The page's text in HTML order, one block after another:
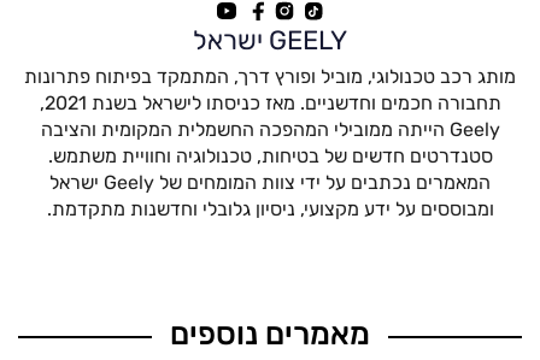
GEELY ישראל
מותג רכב טכנולוגי, מוביל ופורץ דרך, המתמקד בפיתוח פתרונות
תחבורה חכמים וחדשניים. מאז כניסתו לישראל בשנת 2021,
Geely הייתה ממובילי המהפכה החשמלית המקומית והציבה
סטנדרטים חדשים של בטיחות, טכנולוגיה וחוויית משתמש.
המאמרים נכתבים על ידי צוות המומחים של Geely ישראל
ומבוססים על ידע מקצועי, ניסיון גלובלי וחדשנות מתקדמת.
מאמרים נוספים